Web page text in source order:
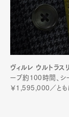
ヴィルレ ウルトラス
ーブ約100時間、シ
￥1,595,000／とも